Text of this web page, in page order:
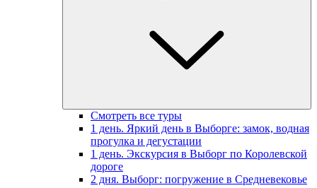
Смотреть все туры
1 день. Яркий день в Выборге: замок, водная
прогулка и дегустации
1 день. Экскурсия в Выборг по Королевской
дороге
2 дня. Выборг: погружение в Средневековье